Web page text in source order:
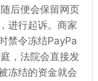
后便会保留网页
进行起诉。商家
禁令冻结PayPa
，法院会直接发
冻结的资金就会